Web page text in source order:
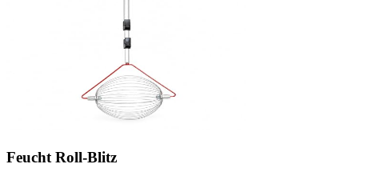
Feucht Roll-Blitz